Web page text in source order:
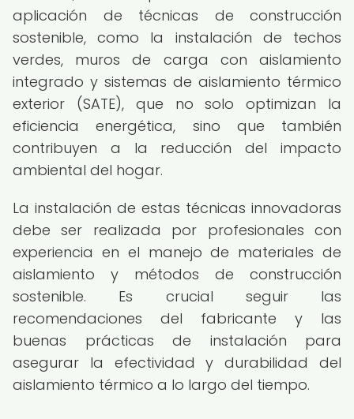
aplicación de técnicas de construcción
sostenible, como la instalación de techos
verdes, muros de carga con aislamiento
integrado y sistemas de aislamiento térmico
exterior (SATE), que no solo optimizan la
eficiencia energética, sino que también
contribuyen a la reducción del impacto
ambiental del hogar.
La instalación de estas técnicas innovadoras
debe ser realizada por profesionales con
experiencia en el manejo de materiales de
aislamiento y métodos de construcción
sostenible. Es crucial seguir las
recomendaciones del fabricante y las
buenas prácticas de instalación para
asegurar la efectividad y durabilidad del
aislamiento térmico a lo largo del tiempo.